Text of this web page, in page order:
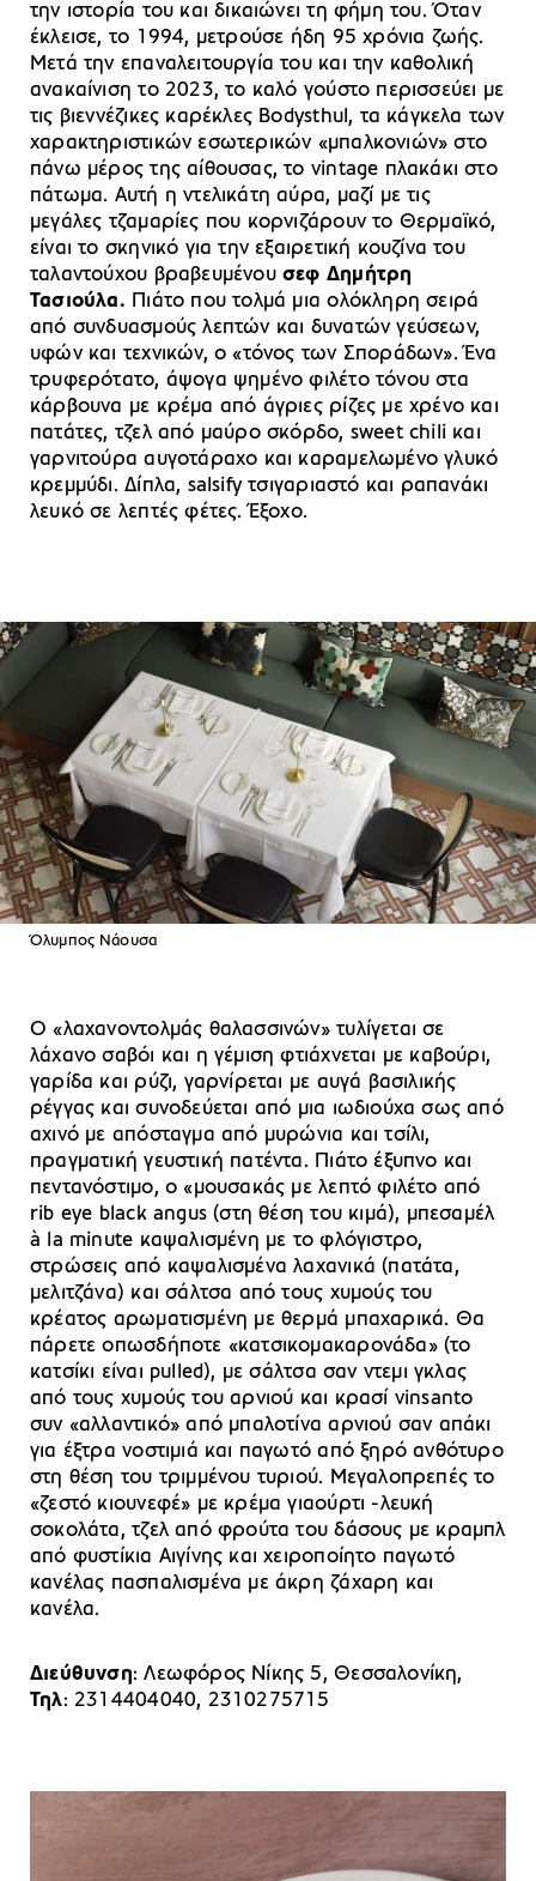
την ιστορία του και δικαιώνει τη φήμη του. Όταν
έκλεισε, το 1994, μετρούσε ήδη 95 χρόνια ζωής.
Μετά την επαναλειτουργία του και την καθολική
ανακαίνιση το 2023, το καλό γούστο περισσεύει με
τις βιεννέζικες καρέκλες Bodysthul, τα κάγκελα των
χαρακτηριστικών εσωτερικών «μπαλκονιών» στο
πάνω μέρος της αίθουσας, το vintage πλακάκι στο
πάτωμα. Αυτή η ντελικάτη αύρα, μαζί με τις
μεγάλες τζαμαρίες που κορνιζάρουν το Θερμαϊκό,
είναι το σκηνικό για την εξαιρετική κουζίνα του
ταλαντούχου βραβευμένουσεφ Δημήτρη
Τασιούλα. Πιάτο που τολμά μια ολόκληρη σειρά
από συνδυασμούς λεπτών και δυνατών γεύσεων,
υφών και τεχνικών, ο «τόνος των Σποράδων». Ένα
τρυφερότατο, άψογα ψημένο φιλέτο τόνου στα
κάρβουνα με κρέμα από άγριες ρίζες με χρένο και
πατάτες, τζελ από μαύρο σκόρδο, sweet chili και
γαρνιτούρα αυγοτάραχο και καραμελωμένο γλυκό
κρεμμύδι. Δίπλα, salsify τσιγαριαστό και ραπανάκι
λευκό σε λεπτές φέτες. Έξοχο.
Όλυμπος Νάουσα
Ο «λαχανοντολμάς θαλασσινών» τυλίγεται σε
λάχανο σαβόι και η γέμιση φτιάχνεται με καβούρι,
γαρίδα και ρύζι, γαρνίρεται με αυγά βασιλικής
ρέγγας και συνοδεύεται από μια ιωδιούχα σως από
αχινό με απόσταγμα από μυρώνια και τσίλι,
πραγματική γευστική πατέντα. Πιάτο έξυπνο και
πεντανόστιμο, ο «μουσακάς με λεπτό φιλέτο από
rib eye black angus (στη θέση του κιμά), μπεσαμέλ
à la minute καψαλισμένη με το φλόγιστρο,
στρώσεις από καψαλισμένα λαχανικά (πατάτα,
μελιτζάνα) και σάλτσα από τους χυμούς του
κρέατος αρωματισμένη με θερμά μπαχαρικά. Θα
πάρετε οπωσδήποτε «κατσικομακαρονάδα» (το
κατσίκι είναι pulled), με σάλτσα σαν ντεμι γκλας
από τους χυμούς του αρνιού και κρασί vinsanto
συν «αλλαντικό» από μπαλοτίνα αρνιού σαν απάκι
για έξτρα νοστιμιά και παγωτό από ξηρό ανθότυρο
στη θέση του τριμμένου τυριού. Μεγαλοπρεπές το
«ζεστό κιουνεφέ» με κρέμα γιαούρτι -λευκή
σοκολάτα, τζελ από φρούτα του δάσους με κραμπλ
από φυστίκια Αιγίνης και χειροποίητο παγωτό
κανέλας πασπαλισμένα με άκρη ζάχαρη και
κανέλα.
Διεύθυνση: Λεωφόρος Νίκης 5, Θεσσαλονίκη,
Τηλ: 2314404040, 2310275715